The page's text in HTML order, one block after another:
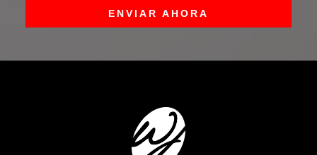
ENVIAR AHORA